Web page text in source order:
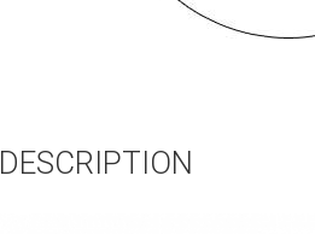
DESCRIPTION